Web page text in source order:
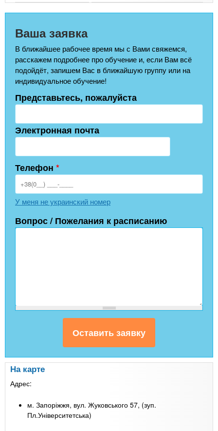
Ваша заявка
В ближайшее рабочее время мы с Вами свяжемся,
расскажем подробнее про обучение и, если Вам всё
подойдёт, запишем Вас в ближайшую группу или на
индивидуальное обучение!
Представьтесь, пожалуйста
Электронная почта
Телефон *
У меня не украинский номер
Вопрос / Пожелания к расписанию
На карте
Адрес:
м. Запоріжжя, вул. Жуковського 57, (зуп.
Пл.Університетська)